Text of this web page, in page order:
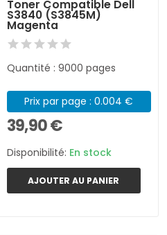
Toner Compatible Dell
S3840 (S3845M)
Magenta
Quantité : 9000 pages
Prix par page : 0.004 €
39,90 €
Disponibilité: En stock
AJOUTER AU PANIER